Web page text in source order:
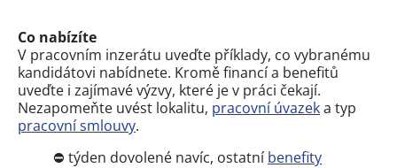
Co nabízíte
V pracovním inzerátu uveďte příklady, co vybranému
kandidátovi nabídnete. Kromě financí a benefitů
uveďte i zajímavé výzvy, které je v práci čekají.
Nezapomeňte uvést lokalitu, pracovní úvazeka typ
pracovní smlouvy.
⛔ týden dovolené navíc, ostatníbenefity